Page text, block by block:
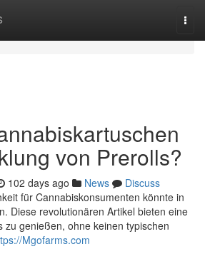
von Prerolls?
102 days ago News
Discuss
für Cannabiskonsumenten könnte in
Diese revolutionären Artikel bieten eine
zu genießen, ohne keinen typischen
Mgofarms.com